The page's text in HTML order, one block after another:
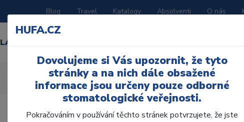
Blog Travel Katalogy Absolventi O nás
LABORATOŘ
HUFA.CZ
Dovolujeme si Vás upozornit, že tyto
stránky a na nich dále obsažené
informace jsou určeny pouze odborné
stomatologické veřejnosti.
Pokračováním v používání těchto stránek potvrzujete, že jste